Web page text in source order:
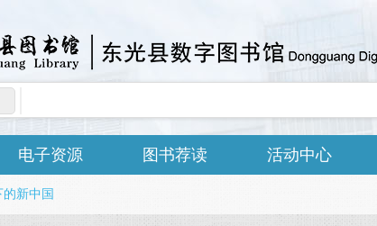
电子资源 图书荐读 活动中心
新中国